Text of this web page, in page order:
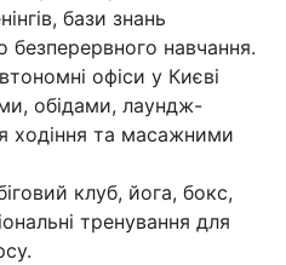
бази знань
безперервного навчання.
офіси у Києві
обідами, лаундж-
ходіння та масажними
клуб, йога, бокс,
тренування для